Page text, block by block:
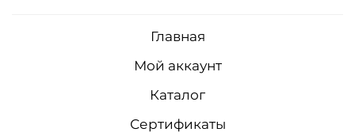
Главная
Мой аккаунт
Каталог
Сертификаты